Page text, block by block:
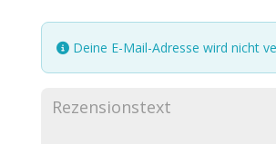
Deine E-Mail-Adresse wird nicht